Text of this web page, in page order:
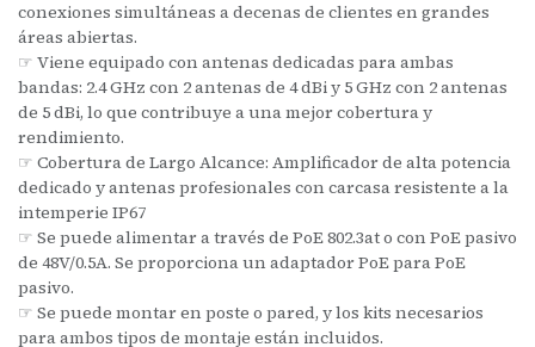
conexiones simultáneas a decenas de clientes en grandes
áreas abiertas.
☞ Viene equipado con antenas dedicadas para ambas
bandas: 2.4 GHz con 2 antenas de 4 dBi y 5 GHz con 2 antenas
de 5 dBi, lo que contribuye a una mejor cobertura y
rendimiento.
☞ Cobertura de Largo Alcance: Amplificador de alta potencia
dedicado y antenas profesionales con carcasa resistente a la
intemperie IP67
☞ Se puede alimentar a través de PoE 802.3at o con PoE pasivo
de 48V/0.5A. Se proporciona un adaptador PoE para PoE
pasivo.
☞ Se puede montar en poste o pared, y los kits necesarios
para ambos tipos de montaje están incluidos.